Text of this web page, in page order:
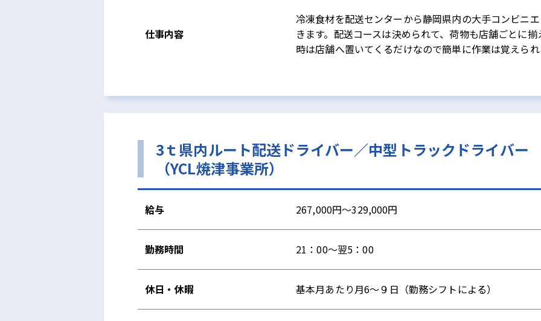
仕事内容
冷凍食材を配送センターから静岡県内の大手コンビニ
きます。配送コースは決められて、荷物も店舗ごとに
時は店舗へ置いてくるだけなので簡単に作業は覚えら
3ｔ県内ルート配送ドライバー／中型トラックドライバー
（YCL焼津事業所）
給与 267,000円～329,000円
勤務時間 21：00～翌5：00
休日・休暇 基本月あたり月6～９日（勤務シフトによる）